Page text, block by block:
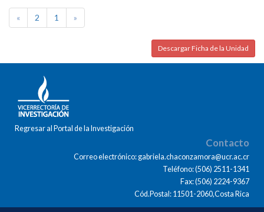
« 2 1 »
Descargar Ficha de la Unidad
Regresar al Portal de la Investigación
Contacto
Correo electrónico: gabriela.chaconzamora@ucr.ac.cr
Teléfono: (506) 2511-1341
Fax: (506) 2224-9367
Cód.Postal: 11501-2060,Costa Rica